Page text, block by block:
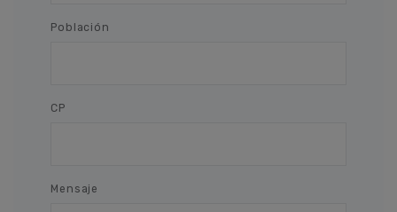
Población
CP
Mensaje